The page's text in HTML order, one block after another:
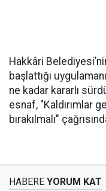
Hakkâri
başlattığı
ne kadar kararlı
esnaf, "Kaldırımlar
bırakılmalı"
HABERE YORUM KAT